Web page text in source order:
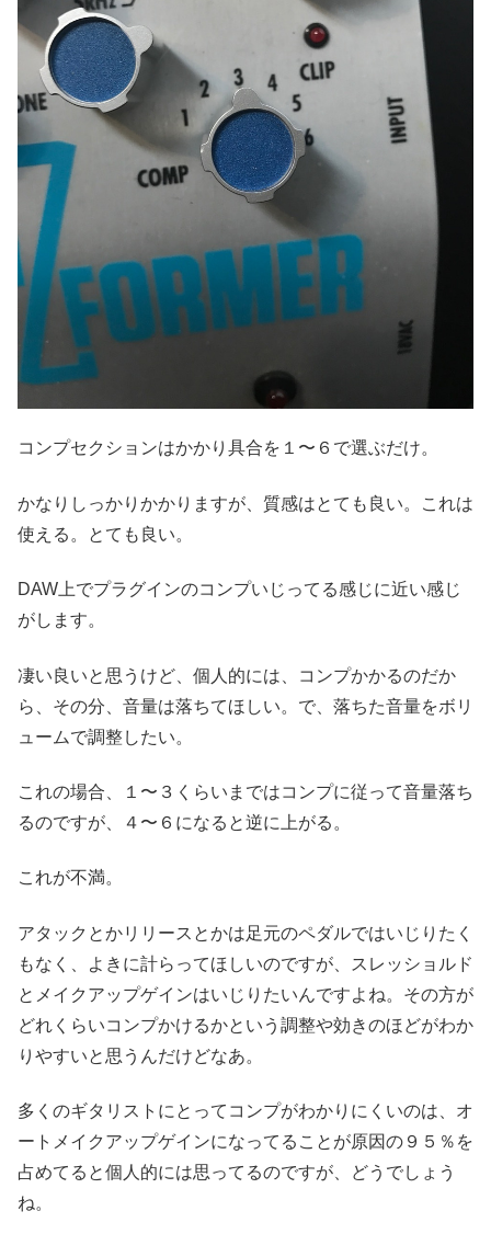
コンプセクションはかかり具合を１〜６で選ぶだけ。
かなりしっかりかかりますが、質感はとても良い。これは
使える。とても良い。
DAW上でプラグインのコンプいじってる感じに近い感じ
がします。
凄い良いと思うけど、個人的には、コンプかかるのだか
ら、その分、音量は落ちてほしい。で、落ちた音量をボリ
ュームで調整したい。
これの場合、１〜３くらいまではコンプに従って音量落ち
るのですが、４〜６になると逆に上がる。
これが不満。
アタックとかリリースとかは足元のペダルではいじりたく
もなく、よきに計らってほしいのですが、スレッショルド
とメイクアップゲインはいじりたいんですよね。その方が
どれくらいコンプかけるかという調整や効きのほどがわか
りやすいと思うんだけどなあ。
多くのギタリストにとってコンプがわかりにくいのは、オ
ートメイクアップゲインになってることが原因の９５％を
占めてると個人的には思ってるのですが、どうでしょう
ね。